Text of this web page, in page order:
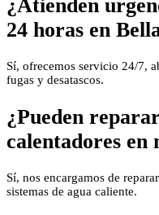
¿Atienden
24 horas en
Sí, ofrecemos servicio 24/7,
fugas y desatascos.
¿Pueden
calentadores en
Sí, nos encargamos de
sistemas de agua caliente.